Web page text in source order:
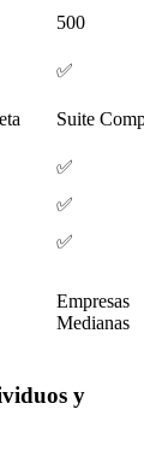
500
✅
Suite
✅
✅
✅
Empresas
Medianas
y